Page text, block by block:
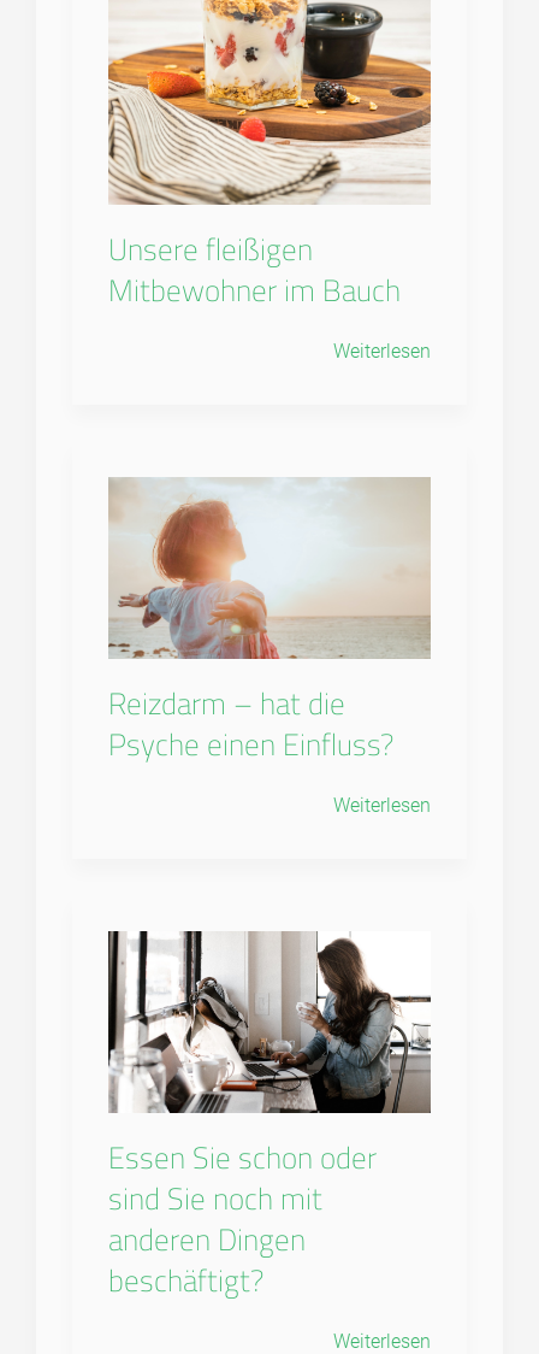
Unsere fleißigen
Mitbewohner im Bauch
Weiterlesen
Reizdarm – hat die
Psyche einen Einfluss?
Weiterlesen
Essen Sie schon oder
sind Sie noch mit
anderen Dingen
beschäftigt?
Weiterlesen